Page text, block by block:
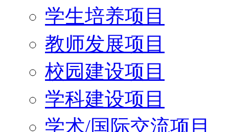
学生培养项目
教师发展项目
校园建设项目
学科建设项目
学术/国际交流项目